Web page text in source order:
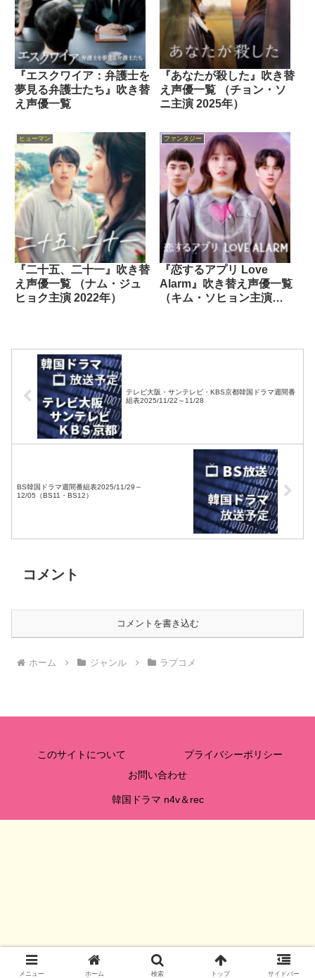
『エスクワイア：弁護士を
夢見る弁護士たち』吹き替
え声優一覧
『あなたが殺した』吹き替
え声優一覧 （チョン・ソ
ニ主演 2025年）
ヒューマン
『二十五、二十一』吹き替
え声優一覧 （ナム・ジュ
ヒョク主演 2022年）
ファンタジー
『恋するアプリ Love
Alarm』吹き替え声優一覧
（キム・ソヒョン主演
テレビ大阪・サンテレビ・KBS京都韓国ドラマ週間番
組表2025/11/22～11/28
BS韓国ドラマ週間番組表2025/11/29～
12/05（BS11・BS12）
コメント
コメントを書き込む
ホーム ジャンル ラブコメ
このサイトについて
プライバシーポリシー
お問い合わせ
韓国ドラマ n4v＆rec
メニュー ホーム 検索 トップ サイドバー